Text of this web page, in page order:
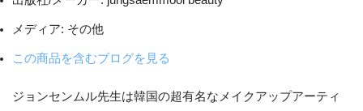
メディア: その他
この商品を含むブログを見る
ジョンセンムル先生は韓国の超有名なメイクアップアーティ